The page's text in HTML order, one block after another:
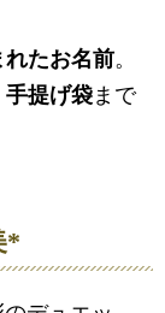
たお名前。
手提げ袋 まで
*